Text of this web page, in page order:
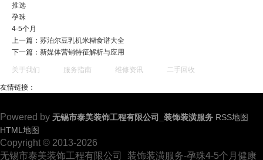
推选
孕珠
4-5个月
上一篇： 苏泊尔豆乳机米糊食谱大全
下一篇： 新媒体营销特征解析与应用
关于我们 服务指南 维修资讯 二手回收
友情链接：
Powered by 无锡市泰美装饰工程有限公司_装饰装潢服务 RSS地图
HTML地图
Copyright © 2013-2026
无锡市泰美装饰工程有限公司_装饰装潢服务-孕珠4-5个月健康